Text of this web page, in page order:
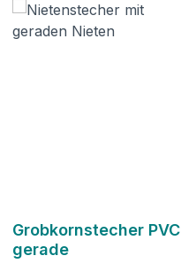
Grobkornstecher PVC
gerade